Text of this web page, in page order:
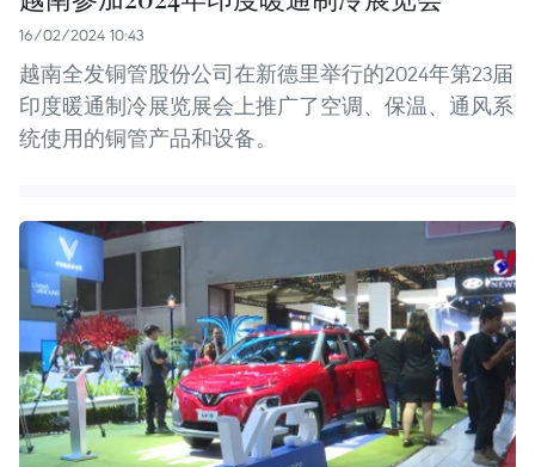
16/02/2024 10:43
越南全发铜管股份公司在新德里举行的2024年第23届
印度暖通制冷展览展会上推广了空调、保温、通风系
统使用的铜管产品和设备。